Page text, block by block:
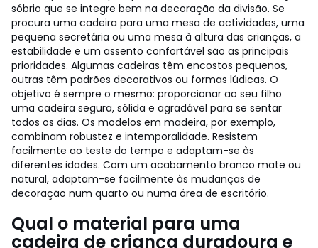
sóbrio que se integre bem na decoração da divisão. Se
procura uma cadeira para uma mesa de actividades, uma
pequena secretária ou uma mesa à altura das crianças, a
estabilidade e um assento confortável são as principais
prioridades. Algumas cadeiras têm encostos pequenos,
outras têm padrões decorativos ou formas lúdicas. O
objetivo é sempre o mesmo: proporcionar ao seu filho
uma cadeira segura, sólida e agradável para se sentar
todos os dias. Os modelos em madeira, por exemplo,
combinam robustez e intemporalidade. Resistem
facilmente ao teste do tempo e adaptam-se às
diferentes idades. Com um acabamento branco mate ou
natural, adaptam-se facilmente às mudanças de
decoração num quarto ou numa área de escritório.
Qual o material para uma
cadeira de criança duradoura e